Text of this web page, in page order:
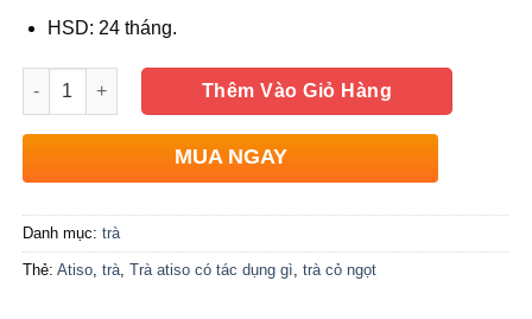
HSD: 24 tháng.
Số lượng
Thêm Vào Giỏ Hàng
MUA NGAY
Danh mục: trà
Thẻ: Atiso trà Trà atiso có tác dụng gì trà cỏ ngọt